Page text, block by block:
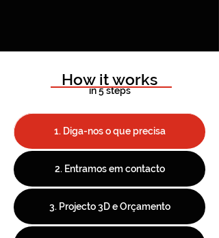
How it works
in 5 steps
1. Diga-nos o que precisa
2. Entramos em contacto
3. Projecto 3D e Orçamento